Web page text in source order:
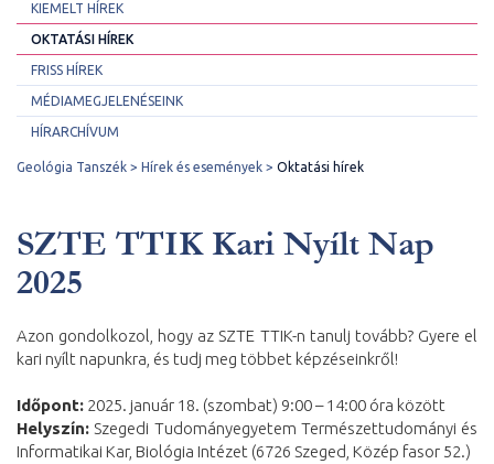
KIEMELT HÍREK
OKTATÁSI HÍREK
FRISS HÍREK
MÉDIAMEGJELENÉSEINK
HÍRARCHÍVUM
Geológia Tanszék Hírek és események Oktatási hírek
SZTE TTIK Kari Nyílt Nap
2025
Azon gondolkozol, hogy az SZTE TTIK-n tanulj tovább? Gyere el
kari nyílt napunkra, és tudj meg többet képzéseinkről!
Időpont: 2025. január 18. (szombat) 9:00 – 14:00 óra között
Helyszín: Szegedi Tudományegyetem Természettudományi és
Informatikai Kar, Biológia Intézet (6726 Szeged, Közép fasor 52.)